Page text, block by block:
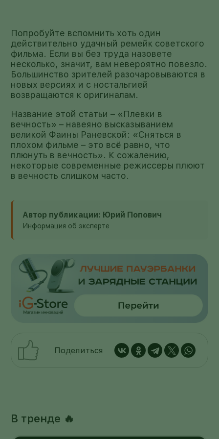
Попробуйте вспомнить хоть один
действительно удачный ремейк советского
фильма. Если вы без труда назовете
несколько, значит, вам невероятно повезло.
Большинство зрителей разочаровываются в
новых версиях и с ностальгией
возвращаются к оригиналам.
Название этой статьи – «Плевки в
вечность» – навеяно высказыванием
великой Фаины Раневской: «Сняться в
плохом фильме – это всё равно, что
плюнуть в вечность». К сожалению,
некоторые современные режиссеры плюют
в вечность слишком часто.
Автор публикации: Юрий Попович
Информация об эксперте
Поделиться
В тренде 🔥